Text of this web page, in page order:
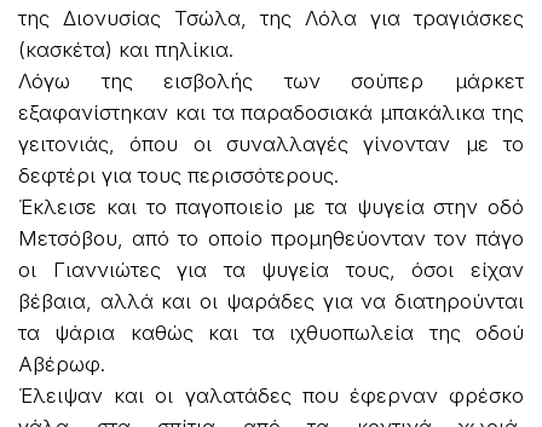
της Διονυσίας Τσώλα, της Λόλα για τραγιάσκες
(κασκέτα) και πηλίκια.
Λόγω της εισβολής των σούπερ μάρκετ
εξαφανίστηκαν και τα παραδοσιακά μπακάλικα της
γειτονιάς, όπου οι συναλλαγές γίνονταν με το
δεφτέρι για τους περισσότερους.
Έκλεισε και το παγοποιείο με τα ψυγεία στην οδό
Μετσόβου, από το οποίο προμηθεύονταν τον πάγο
οι Γιαννιώτες για τα ψυγεία τους, όσοι είχαν
βέβαια, αλλά και οι ψαράδες για να διατηρούνται
τα ψάρια καθώς και τα ιχθυοπωλεία της οδού
Αβέρωφ.
Έλειψαν και οι γαλατάδες που έφερναν φρέσκο